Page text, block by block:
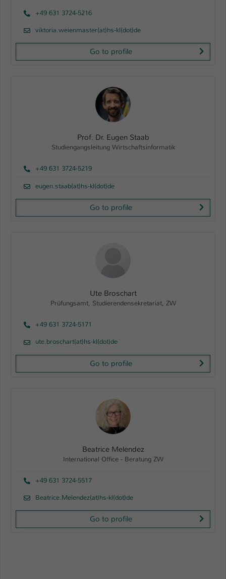
+49 631 3724-5216
viktoria.weienmaster(at)hs-kl(dot)de
Go to profile
Prof. Dr. Eugen Staab
Studiengangsleitung Wirtschaftsinformatik
+49 631 3724-5219
eugen.staab(at)hs-kl(dot)de
Go to profile
Ute Broschart
Prüfungsamt, Studierendensekretariat, ZW
+49 631 3724-5171
ute.broschart(at)hs-kl(dot)de
Go to profile
Beatrice Melendez
International Office - Beratung ZW
+49 631 3724-5517
Beatrice.Melendez(at)hs-kl(dot)de
Go to profile